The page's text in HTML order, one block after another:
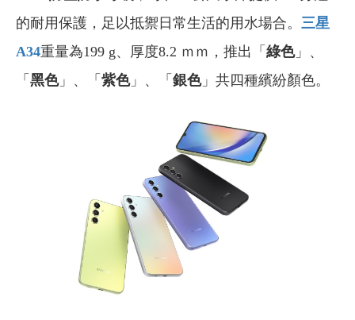
的耐用保護，足以抵禦日常生活的用水場合。 三星
A34重量為199 g、厚度8.2 ｍｍ，推出「 綠色」、
「 黑色」、「 紫色」、「 銀色」共四種繽紛顏色。